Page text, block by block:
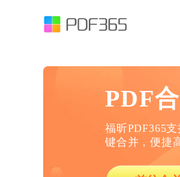
PDF
福昕PDF365
键合并，便捷